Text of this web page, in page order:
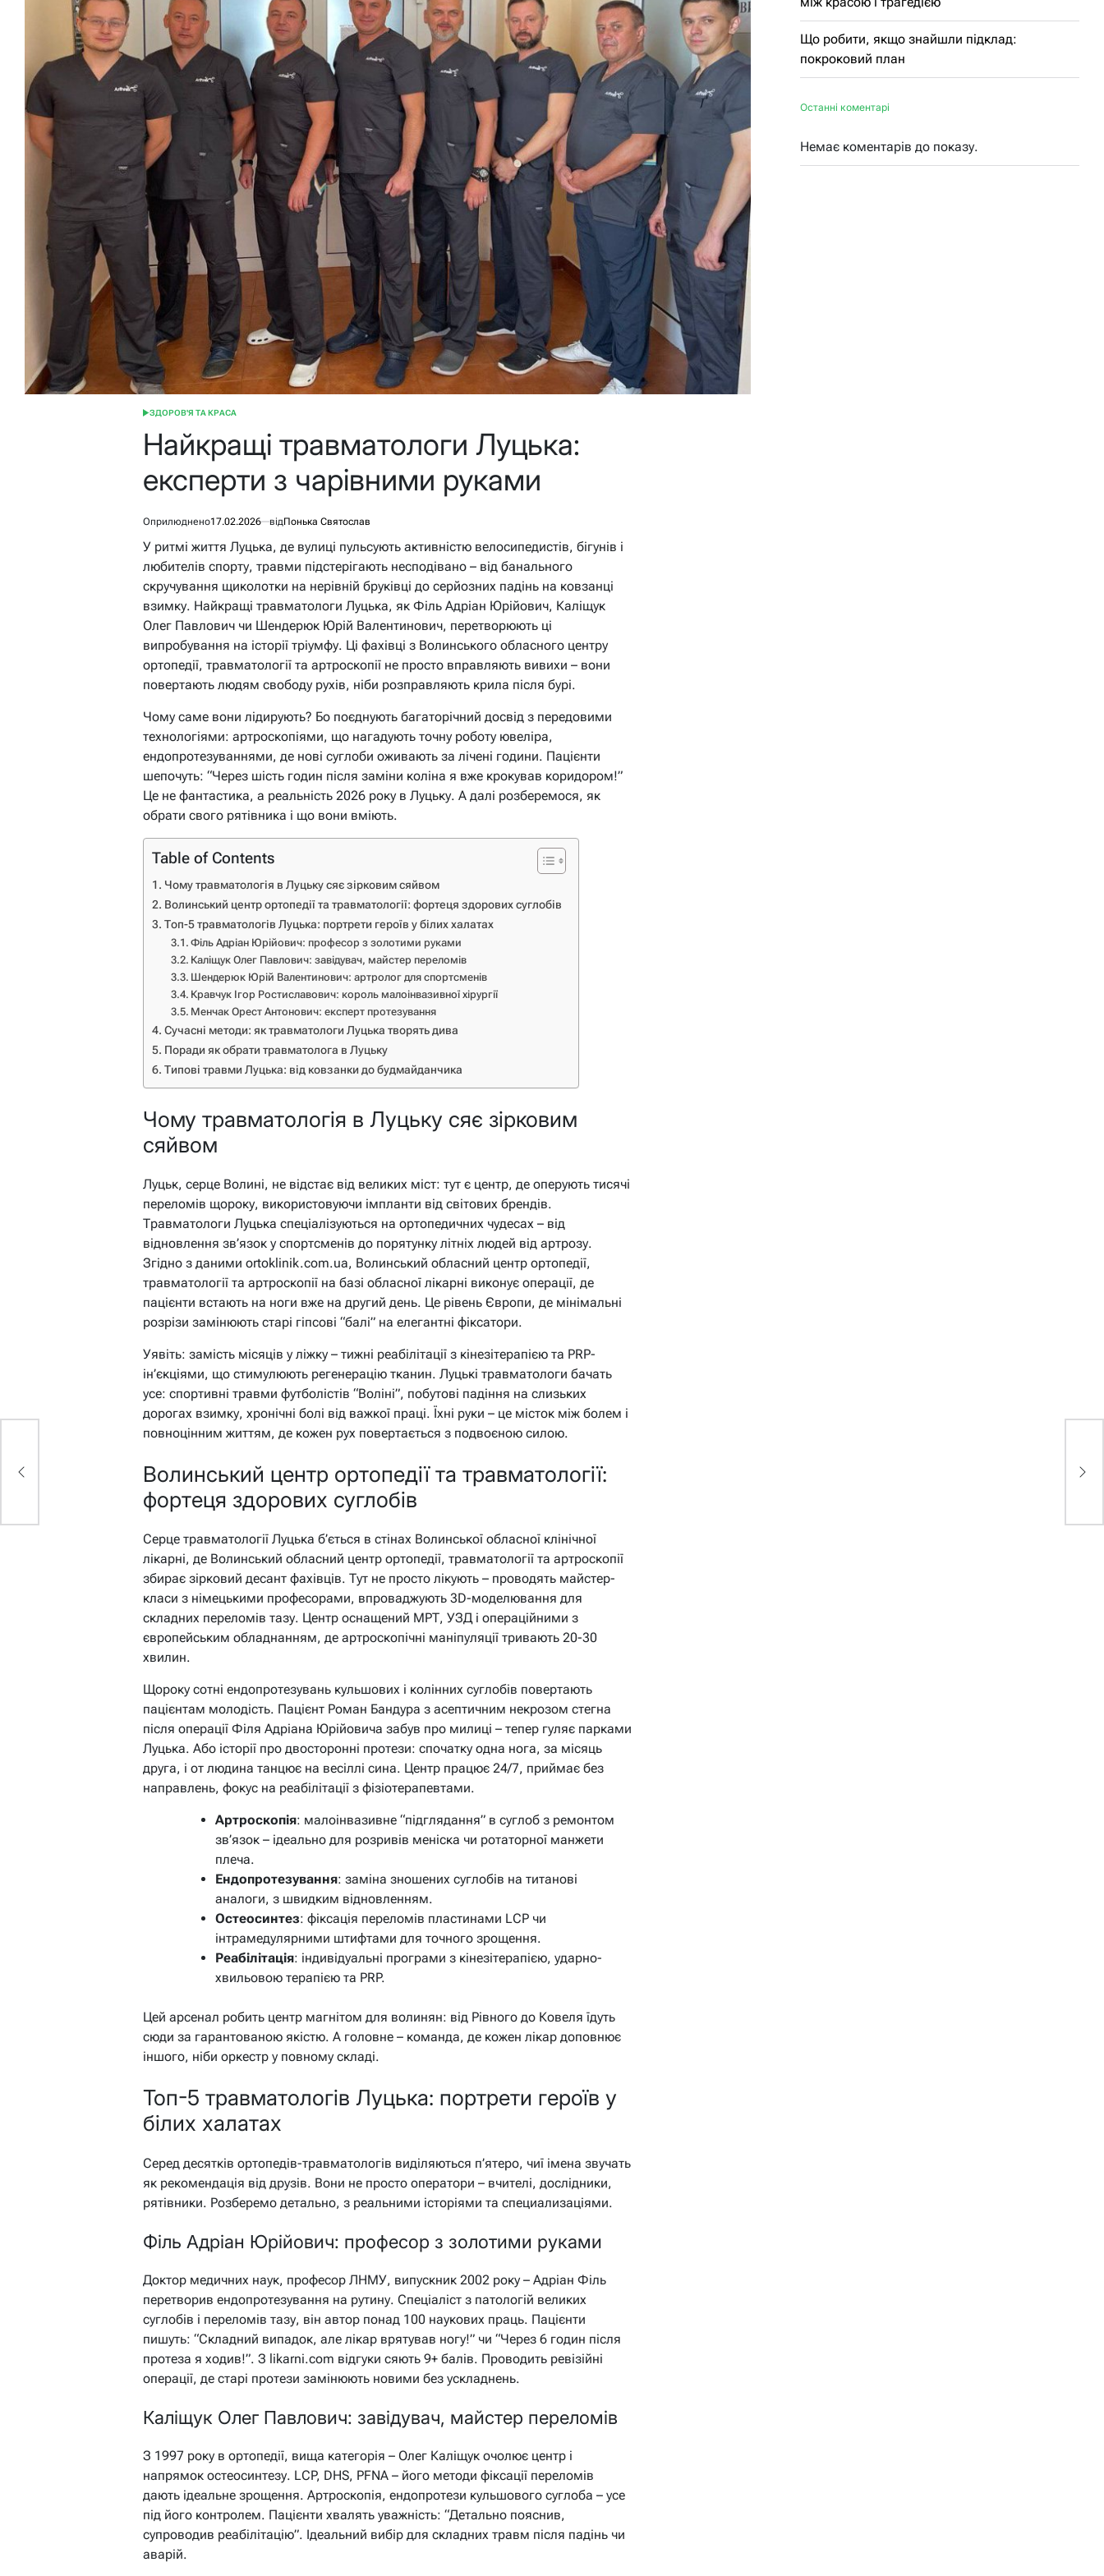
ОПУБЛІКУВАТИ
ЗДОРОВ'Я ТА КРАСА
Найкращі травматологи Луцька:
експерти з чарівними руками
Оприлюднено17.02.2026 відПонька Святослав
У ритмі життя Луцька, де вулиці пульсують активністю велосипедистів, бігунів і
любителів спорту, травми підстерігають несподівано – від банального
скручування щиколотки на нерівній бруківці до серйозних падінь на ковзанці
взимку. Найкращі травматологи Луцька, як Філь Адріан Юрійович, Каліщук
Олег Павлович чи Шендерюк Юрій Валентинович, перетворюють ці
випробування на історії тріумфу. Ці фахівці з Волинського обласного центру
ортопедії, травматології та артроскопії не просто вправляють вивихи – вони
повертають людям свободу рухів, ніби розправляють крила після бурі.
Чому саме вони лідирують? Бо поєднують багаторічний досвід з передовими
технологіями: артроскопіями, що нагадують точну роботу ювеліра,
ендопротезуваннями, де нові суглоби оживають за лічені години. Пацієнти
шепочуть: “Через шість годин після заміни коліна я вже крокував коридором!”
Це не фантастика, а реальність 2026 року в Луцьку. А далі розберемося, як
обрати свого рятівника і що вони вміють.
Table of Contents
Чому травматологія в Луцьку сяє зірковим сяйвом
Волинський центр ортопедії та травматології: фортеця здорових суглобів
Топ-5 травматологів Луцька: портрети героїв у білих халатах
Філь Адріан Юрійович: професор з золотими руками
Каліщук Олег Павлович: завідувач, майстер переломів
Шендерюк Юрій Валентинович: артролог для спортсменів
Кравчук Ігор Ростиславович: король малоінвазивної хірургії
Менчак Орест Антонович: експерт протезування
Сучасні методи: як травматологи Луцька творять дива
Поради як обрати травматолога в Луцьку
Типові травми Луцька: від ковзанки до будмайданчика
Чому травматологія в Луцьку сяє зірковим
сяйвом
Луцьк, серце Волині, не відстає від великих міст: тут є центр, де оперують тисячі
переломів щороку, використовуючи імпланти від світових брендів.
Травматологи Луцька спеціалізуються на ортопедичних чудесах – від
відновлення зв’язок у спортсменів до порятунку літніх людей від артрозу.
Згідно з даними ortoklinik.com.ua, Волинський обласний центр ортопедії,
травматології та артроскопії на базі обласної лікарні виконує операції, де
пацієнти встають на ноги вже на другий день. Це рівень Європи, де мінімальні
розрізи замінюють старі гіпсові “балі” на елегантні фіксатори.
Уявіть: замість місяців у ліжку – тижні реабілітації з кінезітерапією та PRP-
ін’єкціями, що стимулюють регенерацію тканин. Луцькі травматологи бачать
усе: спортивні травми футболістів “Воліні”, побутові падіння на слизьких
дорогах взимку, хронічні болі від важкої праці. Їхні руки – це місток між болем і
повноцінним життям, де кожен рух повертається з подвоєною силою.
Волинський центр ортопедії та травматології:
фортеця здорових суглобів
Серце травматології Луцька б’ється в стінах Волинської обласної клінічної
лікарні, де Волинський обласний центр ортопедії, травматології та артроскопії
збирає зірковий десант фахівців. Тут не просто лікують – проводять майстер-
класи з німецькими професорами, впроваджують 3D-моделювання для
складних переломів тазу. Центр оснащений МРТ, УЗД і операційними з
європейським обладнанням, де артроскопічні маніпуляції тривають 20-30
хвилин.
Щороку сотні ендопротезувань кульшових і колінних суглобів повертають
пацієнтам молодість. Пацієнт Роман Бандура з асептичним некрозом стегна
після операції Філя Адріана Юрійовича забув про милиці – тепер гуляє парками
Луцька. Або історії про двосторонні протези: спочатку одна нога, за місяць
друга, і от людина танцює на весіллі сина. Центр працює 24/7, приймає без
направлень, фокус на реабілітації з фізіотерапевтами.
Артроскопія: малоінвазивне “підглядання” в суглоб з ремонтом
зв’язок – ідеально для розривів меніска чи ротаторної манжети
плеча.
Ендопротезування: заміна зношених суглобів на титанові
аналоги, з швидким відновленням.
Остеосинтез: фіксація переломів пластинами LCP чи
інтрамедулярними штифтами для точного зрощення.
Реабілітація: індивідуальні програми з кінезітерапією, ударно-
хвильовою терапією та PRP.
Цей арсенал робить центр магнітом для волинян: від Рівного до Ковеля їдуть
сюди за гарантованою якістю. А головне – команда, де кожен лікар доповнює
іншого, ніби оркестр у повному складі.
Топ-5 травматологів Луцька: портрети героїв у
білих халатах
Серед десятків ортопедів-травматологів виділяються п’ятеро, чиї імена звучать
як рекомендація від друзів. Вони не просто оператори – вчителі, дослідники,
рятівники. Розберемо детально, з реальними історіями та специализаціями.
Філь Адріан Юрійович: професор з золотими руками
Доктор медичних наук, професор ЛНМУ, випускник 2002 року – Адріан Філь
перетворив ендопротезування на рутину. Спеціаліст з патологій великих
суглобів і переломів тазу, він автор понад 100 наукових праць. Пацієнти
пишуть: “Складний випадок, але лікар врятував ногу!” чи “Через 6 годин після
протеза я ходив!”. З likarni.com відгуки сяють 9+ балів. Проводить ревізійні
операції, де старі протези замінюють новими без ускладнень.
Каліщук Олег Павлович: завідувач, майстер переломів
З 1997 року в ортопедії, вища категорія – Олег Каліщук очолює центр і
напрямок остеосинтезу. LCP, DHS, PFNA – його методи фіксації переломів
дають ідеальне зрощення. Артроскопія, ендопротези кульшового суглоба – усе
під його контролем. Пацієнти хвалять уважність: “Детально пояснив,
супроводив реабілітацію”. Ідеальний вибір для складних травм після падінь чи
аварій.
Що робити, якщо знайшли підклад:
покроковий план
Останні коментарі
Немає коментарів до показу.